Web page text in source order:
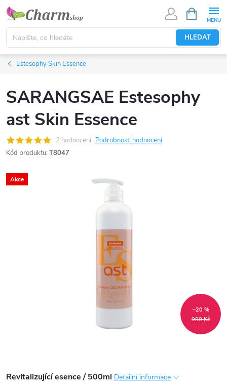
Přejít
obsah
HLEDAT
NÁKUPNÍ
KOŠÍK
Estesophy Skin Essence
SARANGSAE Estesophy
ast Skin Essence
2 hodnocení Podrobnosti hodnocení
Kód produktu: T8047
Akce
990 Kč
–20 %
Revitalizující esence / 500ml Detailní informace